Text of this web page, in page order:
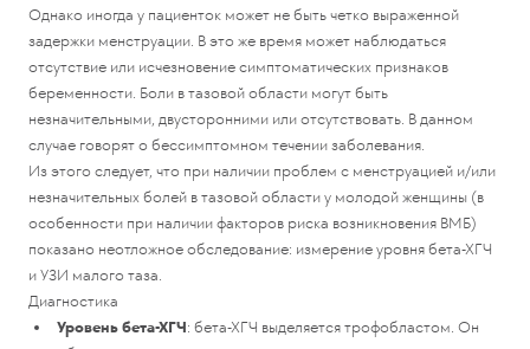
Однако иногда у пациенток может не быть четко выраженной
задержки менструации. В это же время может наблюдаться
отсутствие или исчезновение симптоматических признаков
беременности. Боли в тазовой области могут быть
незначительными, двусторонними или отсутствовать. В данном
случае говорят о бессимптомном течении заболевания.
Из этого следует, что при наличии проблем с менструацией и/или
незначительных болей в тазовой области у молодой женщины (в
особенности при наличии факторов риска возникновения ВМБ)
показано неотложное обследование: измерение уровня бета-ХГЧ
и УЗИ малого таза.
Диагностика
Уровень бета-ХГЧ: бета-ХГЧ выделяется трофобластом. Он